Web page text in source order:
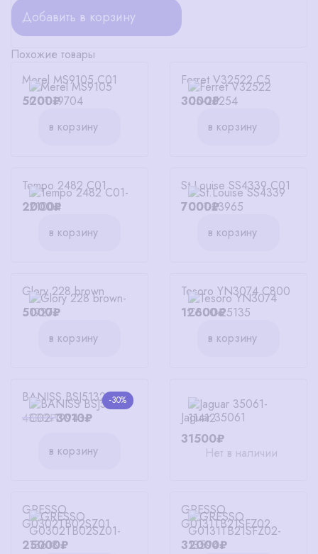
Добавить в корзину
Похожие товары
Merel MS9105 C01
5200₽
в корзину
Ferret V32522 C5
3000₽
в корзину
Tempo 2482 C01
2000₽
в корзину
St.Louise SS4339 C01
7000₽
в корзину
Glory 228 brown
5000₽
в корзину
Tesoro YN3074 C800
12600₽
в корзину
-30%
BANISS BSJ5132 C02
4300₽3010₽
в корзину
Jaguar 35061
31500₽
Нет в наличии
GRESSO
G0302TB02SZ01
25000₽
GRESSO
G0131TB21SFZ02
32000₽